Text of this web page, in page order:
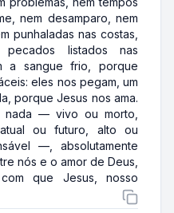
nem desamparo, nem
punhaladas nas costas,
listados nas
a sangue frio, porque
eles nos pegam, um
porque Jesus nos ama.
nada — vivo ou morto,
ou futuro, alto ou
—, absolutamente
nós e o amor de Deus,
que Jesus, nosso